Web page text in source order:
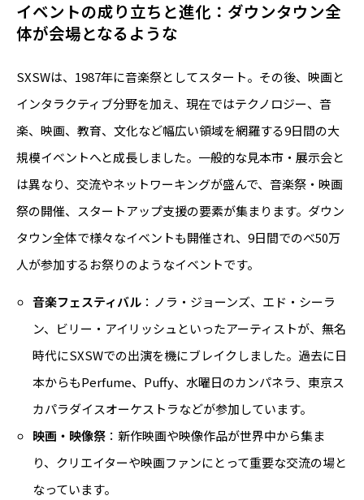
イベントの成り立ちと進化：ダウンタウン全
体が会場となるような
SXSWは、1987年に音楽祭としてスタート。その後、映画と
インタラクティブ分野を加え、現在ではテクノロジー、音
楽、映画、教育、文化など幅広い領域を網羅する9日間の大
規模イベントへと成長しました。一般的な見本市・展示会と
は異なり、交流やネットワーキングが盛んで、音楽祭・映画
祭の開催、スタートアップ支援の要素が集まります。ダウン
タウン全体で様々なイベントも開催され、9日間でのべ50万
人が参加するお祭りのようなイベントです。
音楽フェスティバル：ノラ・ジョーンズ、エド・シーラ
ン、ビリー・アイリッシュといったアーティストが、無名
時代にSXSWでの出演を機にブレイクしました。過去に日
本からもPerfume、Puffy、水曜日のカンパネラ、東京ス
カパラダイスオーケストラなどが参加しています。
映画・映像祭：新作映画や映像作品が世界中から集ま
り、クリエイターや映画ファンにとって重要な交流の場と
なっています。